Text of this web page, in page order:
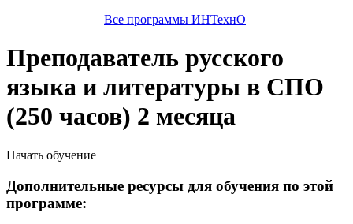
Все программы ИНТехнО
Преподаватель русского
языка и литературы в СПО
(250 часов) 2 месяца
Начать обучение
Дополнительные ресурсы для обучения по этой
программе: